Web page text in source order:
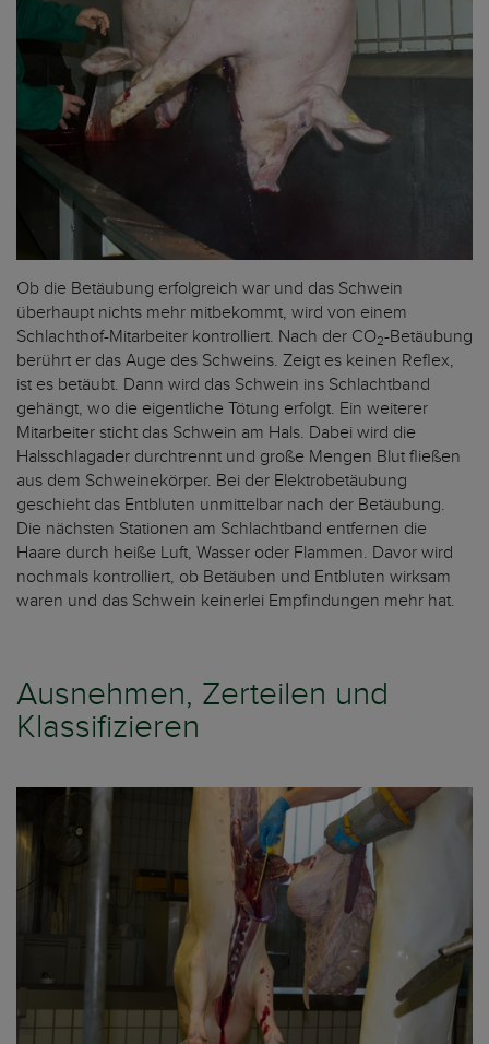
Ob die Betäubung erfolgreich war und das Schwein
überhaupt nichts mehr mitbekommt, wird von einem
Schlachthof-Mitarbeiter kontrolliert. Nach der CO2-Betäubung
berührt er das Auge des Schweins. Zeigt es keinen Reflex,
ist es betäubt. Dann wird das Schwein ins Schlachtband
gehängt, wo die eigentliche Tötung erfolgt. Ein weiterer
Mitarbeiter sticht das Schwein am Hals. Dabei wird die
Halsschlagader durchtrennt und große Mengen Blut fließen
aus dem Schweinekörper. Bei der Elektrobetäubung
geschieht das Entbluten unmittelbar nach der Betäubung.
Die nächsten Stationen am Schlachtband entfernen die
Haare durch heiße Luft, Wasser oder Flammen. Davor wird
nochmals kontrolliert, ob Betäuben und Entbluten wirksam
waren und das Schwein keinerlei Empfindungen mehr hat.
Ausnehmen, Zerteilen und
Klassifizieren